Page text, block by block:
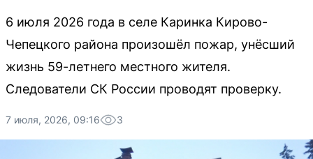
6 июля 2026 года в селе Каринка Кирово-
Чепецкого района произошёл пожар, унёсший
жизнь 59-летнего местного жителя.
Следователи СК России проводят проверку.
7 июля, 2026, 09:16 3